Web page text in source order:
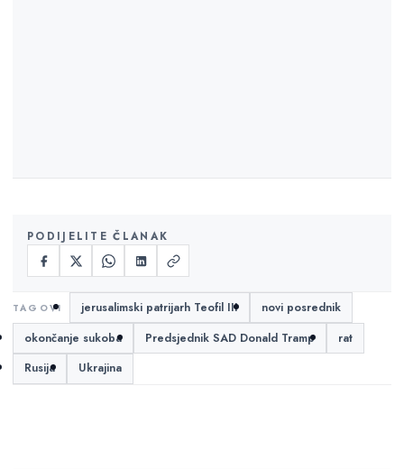
PODIJELITE ČLANAK
jerusalimski patrijarh Teofil III
novi posrednik
okončanje sukoba
Predsjednik SAD Donald Tramp
rat
Rusija
Ukrajina